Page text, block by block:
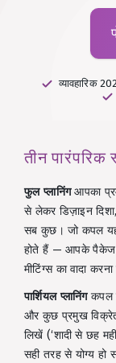
व्यावहारिक
तीन
फुल प्लानिंगआपका
से लेकर डिज़ाइन
सब कुछ। जो कपल यह
होते हैं — आपके पैकेज
मीटिंग्स का वादा
पार्शियल प्लानिंगकपल
और कुछ प्रमुख
लिखें (‘शादी से छह
सही तरह से योग्य हो